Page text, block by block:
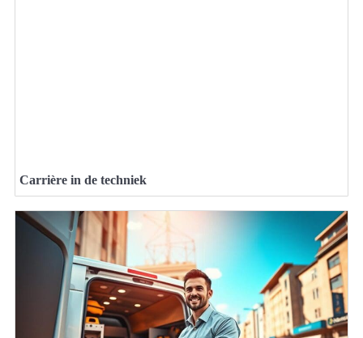
Carrière in de techniek